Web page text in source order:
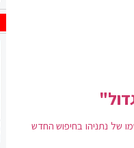
של נתניהו בחיפוש החדש